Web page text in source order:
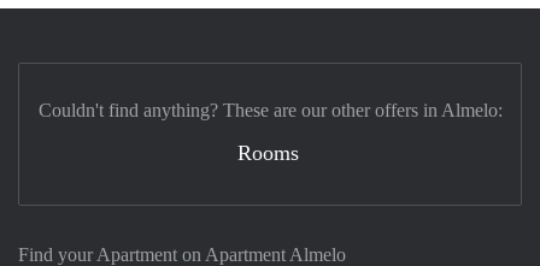
Find your Apartment on Apartment Almelo
Couldn't find anything? These are our other offers in Almelo:
Rooms